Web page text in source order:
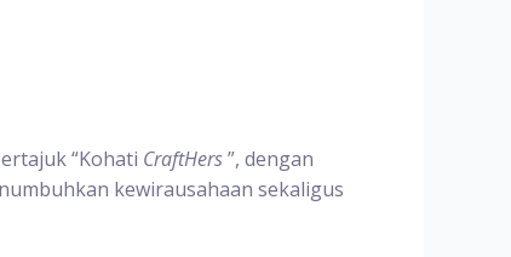
“Kohati CraftHers”, dengan
kewirausahaan sekaligus